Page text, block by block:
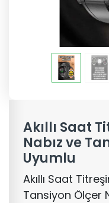
Akıllı Saat
Nabız ve
Uyumlu
Akıllı Saat
Tansiyon Ölçer